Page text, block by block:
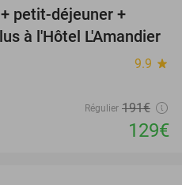
petit-déjeuner +
à l'Hôtel L'Amandier
9.9 star
Régulier 191€
129€